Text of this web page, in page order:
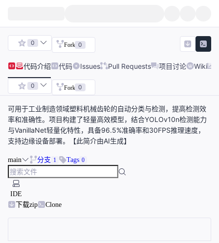
0 Fork 0
代码介绍 代码 Issues Pull Requests 项目讨论 Wiki
0 Fork 0
可用于工业制造领域塑料机械齿轮的自动分类与检测，提高检测效
率和准确性。项目构建了轻量高效模型，结合YOLOv10n检测能力
与VanillaNet轻量化特性，具备96.5%准确率和30FPS推理速度，
支持边缘设备部署。【此简介由AI生成】
main 分支 1 Tags 0
IDE
下载zip
Clone